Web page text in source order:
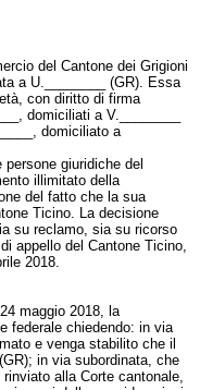
del Cantone dei Grigioni
a U.________ (GR). Essa
con diritto di firma
domiciliati a V.________
domiciliato a
giuridiche del
illimitato della
del fatto che la sua
Ticino. La decisione
su reclamo, sia su ricorso
appello del Cantone Ticino,
2018.
maggio 2018, la
federale chiedendo: in via
e venga stabilito che il
in via subordinata, che
alla Corte cantonale,